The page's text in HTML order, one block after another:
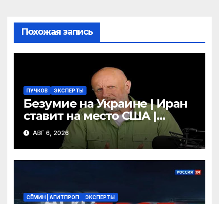
s
ni
ki
Похожая запись
ПУЧКОВ ЭКСПЕРТЫ
Безумие на Украине | Иран
ставит на место США |
Фильм «Одиссея»
шокировал Гомера | Гоблин
АВГ 6, 2026
СЁМИН | АГИТПРОП ЭКСПЕРТЫ